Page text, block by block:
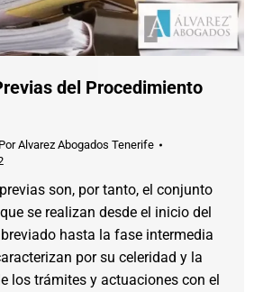
del Procedimiento
PorAlvarez Abogados Tenerife
son, por tanto, el conjunto
se realizan desde el inicio del
hasta la fase intermedia
por su celeridad y la
los trámites y actuaciones con el